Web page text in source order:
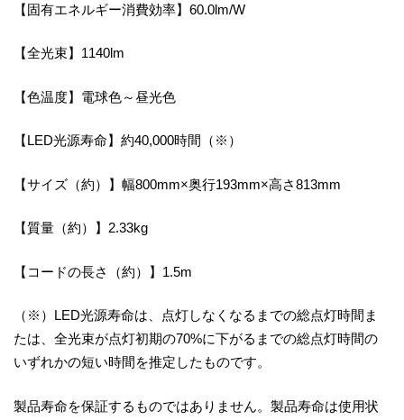
【固有エネルギー消費効率】60.0lm/W
【全光束】1140lm
【色温度】電球色～昼光色
【LED光源寿命】約40,000時間（※）
【サイズ（約）】幅800mm×奥行193mm×高さ813mm
【質量（約）】2.33kg
【コードの長さ（約）】1.5m
（※）LED光源寿命は、点灯しなくなるまでの総点灯時間ま
たは、全光束が点灯初期の70%に下がるまでの総点灯時間の
いずれかの短い時間を推定したものです。
製品寿命を保証するものではありません。製品寿命は使用状